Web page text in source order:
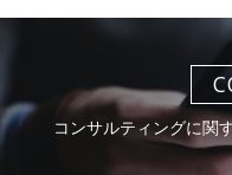
コンサルティングに関